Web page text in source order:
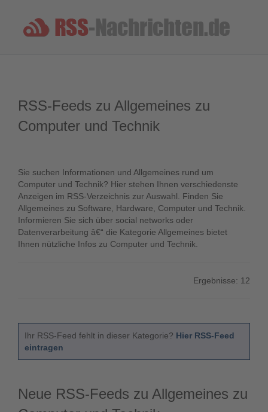
RSS-Feeds zu Allgemeines zu
Computer und Technik
Sie suchen Informationen und Allgemeines rund um
Computer und Technik? Hier stehen Ihnen verschiedenste
Anzeigen im RSS-Verzeichnis zur Auswahl. Finden Sie
Allgemeines zu Software, Hardware, Computer und Technik.
Informieren Sie sich über social networks oder
Datenverarbeitung â€“ die Kategorie Allgemeines bietet
Ihnen nützliche Infos zu Computer und Technik.
Ergebnisse: 12
Ihr RSS-Feed fehlt in dieser Kategorie? Hier RSS-Feed
eintragen
Neue RSS-Feeds zu Allgemeines zu